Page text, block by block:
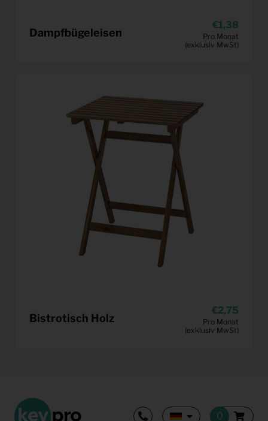
Dampfbügeleisen
1,38
Pro Monat
(exklusiv MwSt)
Bistrotisch Holz
2,75
Pro Monat
(exklusiv MwSt)